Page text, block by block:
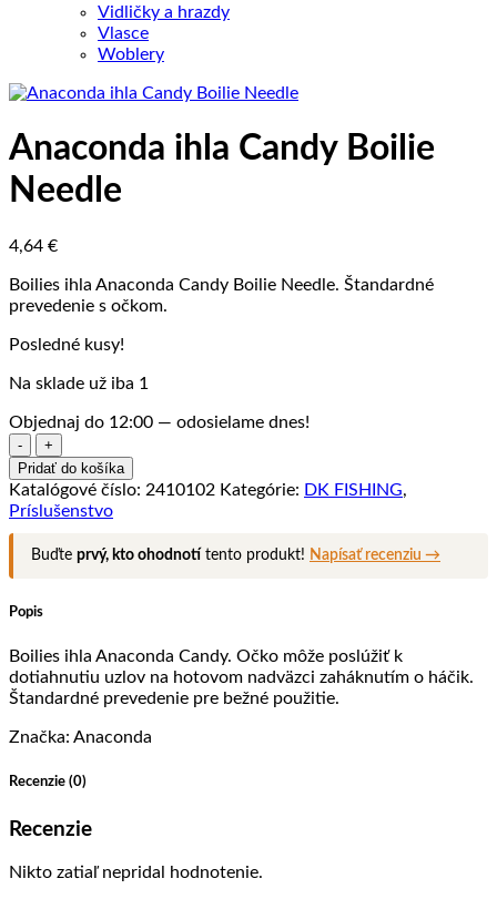
Vidličky a hrazdy
Vlasce
Woblery
Anaconda ihla Candy Boilie
Needle
4,64 €
Boilies ihla Anaconda Candy Boilie Needle. Štandardné
prevedenie s očkom.
Posledné kusy!
Na sklade už iba 1
Objednaj do 12:00 — odosielame dnes!
množstvo
Anaconda
ihla
Candy
Needle
Pridať do košíka
Katalógové číslo: 2410102 Kategórie: DK FISHING,
Príslušenstvo
Buďte prvý, kto ohodnotí tento produkt! Napísať recenziu →
Popis
Boilies ihla Anaconda Candy. Očko môže poslúžiť k
dotiahnutiu uzlov na hotovom nadväzci zaháknutím o háčik.
Štandardné prevedenie pre bežné použitie.
Značka: Anaconda
Recenzie (0)
Recenzie
Nikto zatiaľ nepridal hodnotenie.